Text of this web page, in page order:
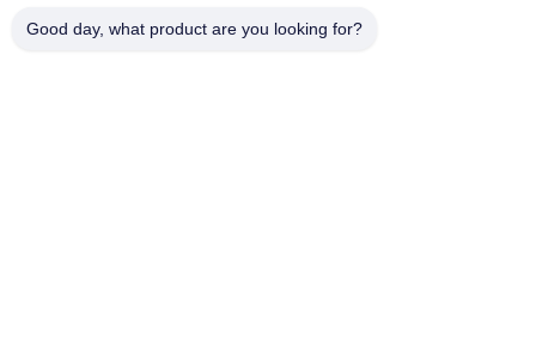
Good day, what product are you looking for?